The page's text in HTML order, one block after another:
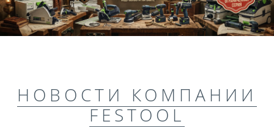
НОВОСТИ КОМПАНИИ
FESTOOL